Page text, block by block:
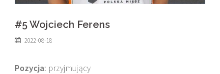
#5 Wojciech Ferens
2022-08-18
Pozycja: przyjmujący